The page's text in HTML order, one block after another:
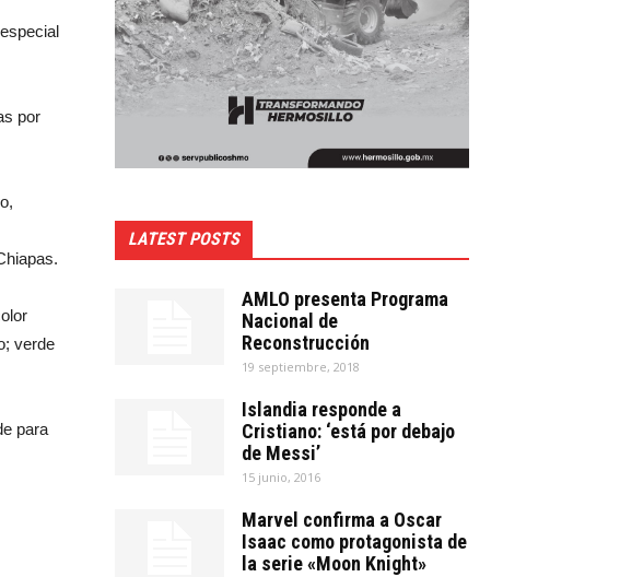
por
verde
para
LATEST POSTS
AMLO presenta Programa
Nacional de
Reconstrucción
19 septiembre, 2018
Islandia responde a
Cristiano: ‘está por debajo
de Messi’
15 junio, 2016
Marvel confirma a Oscar
Isaac como protagonista de
la serie «Moon Knight»